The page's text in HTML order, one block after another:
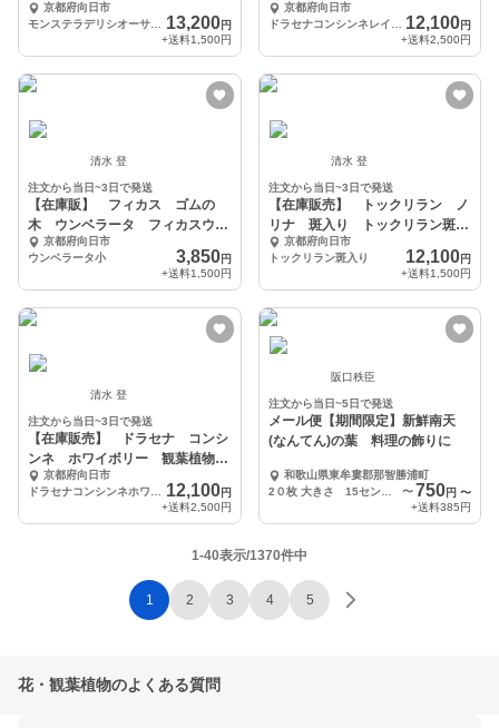
タ レア 希少
京都府向日市
13,200円
+送料1,500円
大 インテリア 室内
京都府向日市
12,100円
+送料2,500円
清水 登
注文から当日~3日で発送
【在庫販】 フィカス ゴムの
木 ウンベラータ フィカスウン
ベラータ インテリアグ
京都府向日市
ウンベラータ小
3,850円
+送料1,500円
清水 登
注文から当日~3日で発送
【在庫販売】 トックリラン ノ
リナ 斑入り トックリラン斑入
り 観葉植物 ドライ
京都府向日市
トックリラン斑入り
12,100円
+送料1,500円
清水 登
注文から当日~3日で発送
【在庫販売】 ドラセナ コンシ
ンネ ホワイボリー 観葉植物
特大 インテリア
京都府向日市
12,100円
+送料2,500円
阪口秩臣
注文から当日~5日で発送
メール便【期間限定】新鮮南天
(なんてん)の葉 料理の飾りに
和歌山県東牟婁郡那智勝浦町
2０枚 大きさ 15センチ前後
〜750円 〜
+送料385円
1-40表示/1370件中
1 2 3 4 5
花・観葉植物のよくある質問